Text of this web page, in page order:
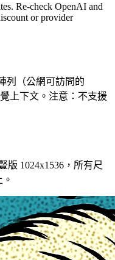
Re-check OpenAI and
or provider
列（公網可訪問的
上下文。注意：不支援
版 1024x1536，所有尺